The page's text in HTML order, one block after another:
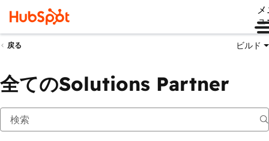
ュ
戻る ビルド
全てのSolutions Partner